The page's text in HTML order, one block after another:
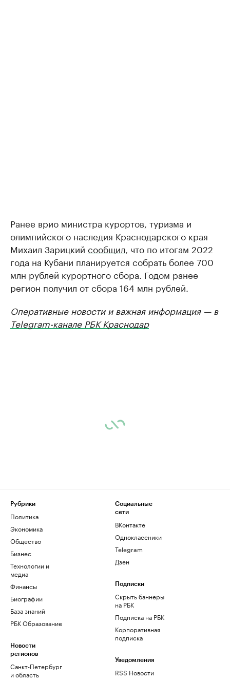
Ранее врио министра курортов, туризма и
олимпийского наследия Краснодарского края
Михаил Зарицкий сообщил , что по итогам 2022
года на Кубани планируется собрать более 700
млн рублей курортного сбора. Годом ранее
регион получил от сбора 164 млн рублей.
Оперативные новости и важная информация — в
Telegram-канале РБК Краснодар
Рубрики
Политика
Экономика
Общество
Бизнес
Технологии и
медиа
Финансы
Биографии
База знаний
РБК Образование
Новости
регионов
Санкт-Петербург
и область
Социальные
сети
ВКонтакте
Одноклассники
Telegram
Дзен
Подписки
Скрыть баннеры
на РБК
Подписка на РБК
Корпоративная
подписка
Уведомления
RSS Новости